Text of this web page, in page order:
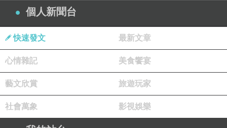
所以結婚，即是愛、也是責任，
更是我守護你/妳的原因。
個人新聞台
快速發文 最新文章
心情雜記 美食饗宴
藝文欣賞 旅遊玩家
社會萬象 影視娛樂